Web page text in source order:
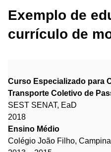
Exemplo de
currículo de
Curso Especializado para
Transporte Coletivo de
SEST SENAT, EaD
2018
Ensino Médio
Colégio João Filho,